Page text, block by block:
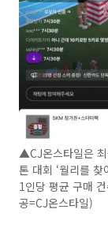
▲CJ온스타일은
톤 대회 ‘월리를
1인당 평균 구매
공=CJ온스타일)